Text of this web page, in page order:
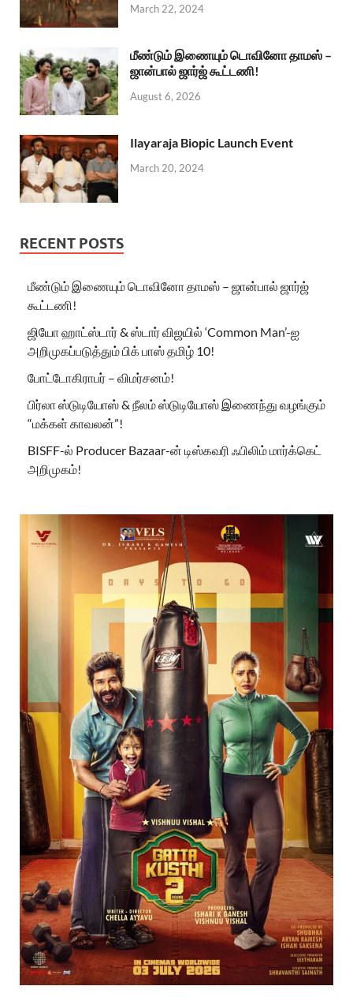
March 22, 2024
மீண்டும் இணையும் டொவினோ தாமஸ் –
ஜான்பால் ஜார்ஜ் கூட்டணி!
August 6, 2026
Ilayaraja Biopic Launch Event
March 20, 2024
RECENT POSTS
மீண்டும் இணையும் டொவினோ தாமஸ் – ஜான்பால் ஜார்ஜ்
கூட்டணி!
ஜியோ ஹாட்ஸ்டார் & ஸ்டார் விஜயில் ‘Common Man’-ஐ
அறிமுகப்படுத்தும் பிக் பாஸ் தமிழ் 10!
போட்டோகிராபர் – விமர்சனம்!
பிர்லா ஸ்டுடியோஸ் & நீலம் ஸ்டுடியோஸ் இணைந்து வழங்கும்
“மக்கள் காவலன்”!
BISFF-ல் Producer Bazaar-ன் டிஸ்கவரி ஃபிலிம் மார்க்கெட்
அறிமுகம்!